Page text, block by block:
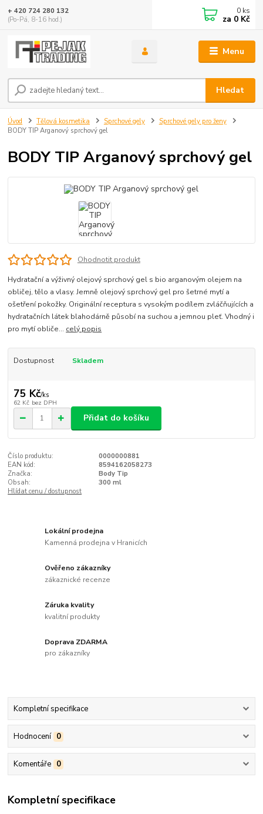
Menu
Hledat
+ 420 724 280 132
(Po-Pá, 8-16 hod.)
0 ks
za 0 Kč
Úvod Tělová kosmetika Sprchové gely
Sprchové gely pro ženy
BODY TIP Arganový sprchový gel
BODY TIP Arganový sprchový gel
Ohodnotit produkt
Hydratační a výživný olejový sprchový gel s bio arganovým olejem na
obličej, tělo a vlasy. Jemně olejový sprchový gel pro šetrné mytí a
ošetření pokožky. Originální receptura s vysokým podílem zvláčňujících a
hydratačních látek blahodárně působí na suchou a jemnou pleť. Vhodný i
pro mytí obliče... celý popis
Dostupnost Skladem
75 Kč/ks
62 Kč bez DPH
Přidat do košíku
Číslo produktu:
0000000881
EAN kód:
8594162058273
Značka:
Body Tip
Obsah:
300 ml
Hlídat cenu / dostupnost
Lokální prodejna
Kamenná prodejna v Hranicích
Ověřeno zákazníky
zákaznické recenze
Záruka kvality
kvalitní produkty
Doprava ZDARMA
pro zákazníky
Kompletní specifikace
Hodnocení 0
Komentáře 0
Kompletní specifikace